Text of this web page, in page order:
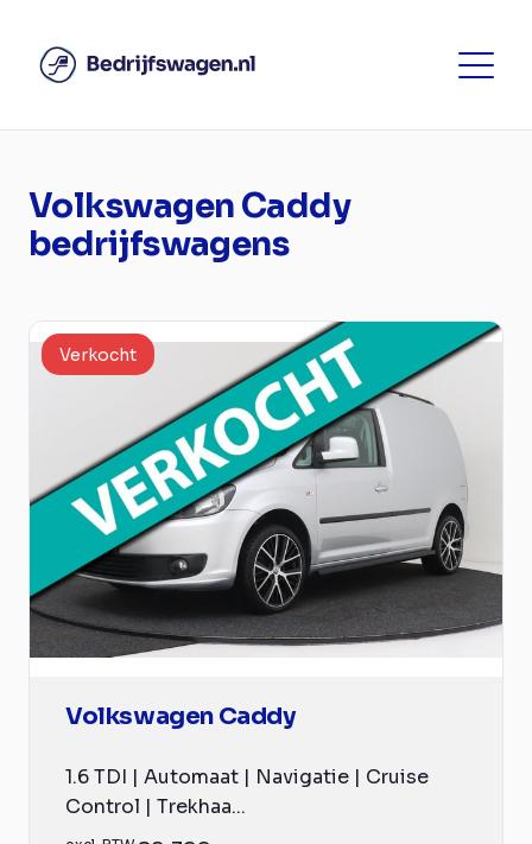
Volkswagen Caddy
bedrijfswagens
Verkocht
Volkswagen Caddy
1.6 TDI | Automaat | Navigatie | Cruise
Control | Trekhaa...